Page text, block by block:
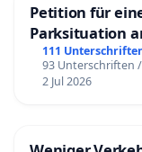
Petition für
Parksituation
111
93 Unterschriften /
2 Jul 2026